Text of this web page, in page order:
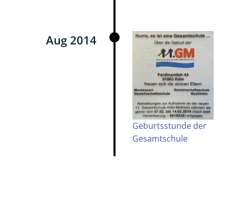
Aug 2014
Geburtsstunde der
Gesamtschule